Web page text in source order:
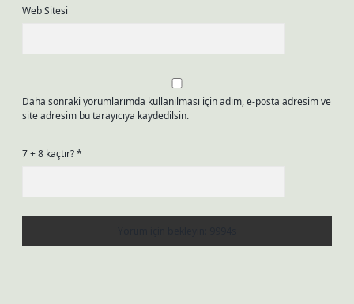
Web Sitesi
Daha sonraki yorumlarımda kullanılması için adım, e-posta adresim ve
site adresim bu tarayıcıya kaydedilsin.
7 + 8 kaçtır?*